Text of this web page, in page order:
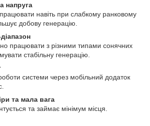
напруга
навіть при слабкому ранковому
добову генерацію.
працювати з різними типами сонячних
стабільну генерацію.
системи через мобільний додаток
та мала вага
та займає мінімум місця.